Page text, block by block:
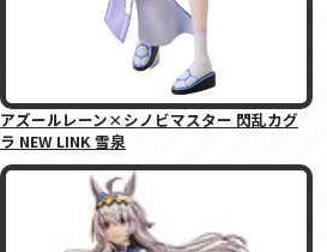
アズールレーン×シノビマスター 閃乱カグ
ラ NEW LINK 雪泉